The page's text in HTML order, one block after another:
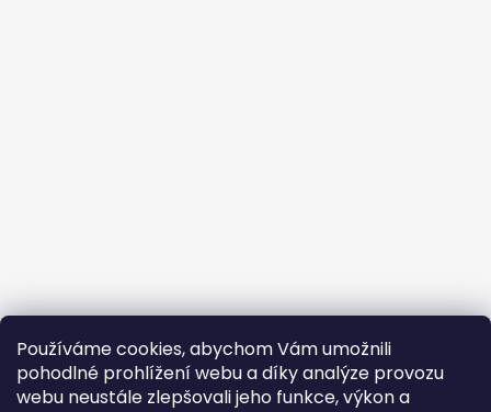
Používáme cookies, abychom Vám umožnili
pohodlné prohlížení webu a díky analýze provozu
webu neustále zlepšovali jeho funkce, výkon a